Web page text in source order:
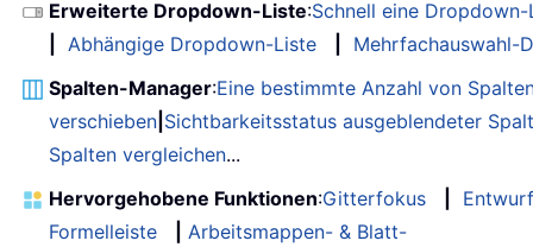
Erweiterte Dropdown-Liste:Schnell eine
Abhängige Dropdown-Liste
Mehrfachauswahl-
Spalten-Manager:Eine bestimmte Anzahl von
verschieben Sichtbarkeitsstatus ausgeblendeter
Spalten vergleichen...
Hervorgehobene Funktionen:Gitterfokus
Entwurf
Formelleiste
Arbeitsmappen- & Blatt-